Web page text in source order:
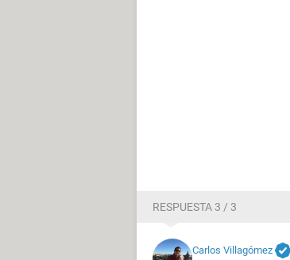
RESPUESTA 3 / 3
Carlos Villagómez